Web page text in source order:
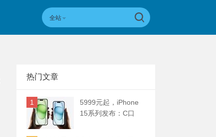
全站
热门文章
1
5999元起，iPhone
15系列发布：C口